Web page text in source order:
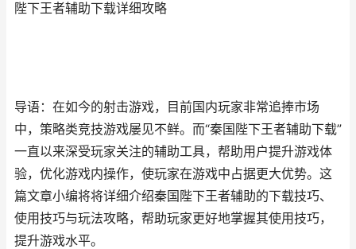
陛下王者辅助下载详细攻略
导语：在如今的射击游戏，目前国内玩家非常追捧市场
中，策略类竞技游戏屡见不鲜。而“秦国陛下王者辅助下载”
一直以来深受玩家关注的辅助工具，帮助用户提升游戏体
验，优化游戏内操作，使玩家在游戏中占据更大优势。这
篇文章小编将将详细介绍秦国陛下王者辅助的下载技巧、
使用技巧与玩法攻略，帮助玩家更好地掌握其使用技巧，
提升游戏水平。